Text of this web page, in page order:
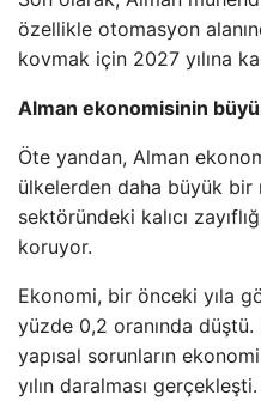
özellikle otomasyon
kovmak için 2027 yılına
Alman ekonomisinin
Öte yandan, Alman
ülkelerden daha büyük
sektöründeki kalıcı
koruyor.
Ekonomi, bir önceki yıla
yüzde 0,2 oranında
yapısal sorunların
yılın daralması